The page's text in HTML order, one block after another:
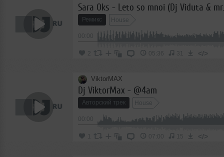
Ремикс House
2 05:36 31 </>
ViktorMAX
Dj ViktorMax - @4am
Авторский трек House
07:00 15 </>